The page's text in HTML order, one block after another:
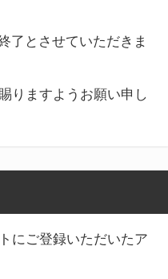
了とさせていただきま
りますようお願い申し
にご登録いただいたア